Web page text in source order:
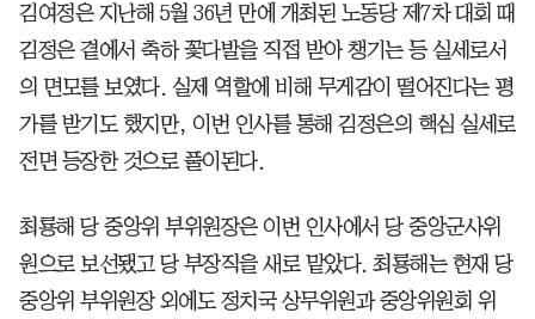
김여정은 지난해 5월 36년 만에 개최된 노동당 제7차 대회 때
김정은 곁에서 축하 꽃다발을 직접 받아 챙기는 등 실세로서
의 면모를 보였다. 실제 역할에 비해 무게감이 떨어진다는 평
가를 받기도 했지만, 이번 인사를 통해 김정은의 핵심 실세로
전면 등장한 것으로 풀이된다.
최룡해 당 중앙위 부위원장은 이번 인사에서 당 중앙군사위
원으로 보선됐고 당 부장직을 새로 맡았다. 최룡해는 현재 당
중앙위 부위원장 외에도 정치국 상무위원과 중앙위원회 위